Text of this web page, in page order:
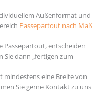
Außenformat und
Passepartout nach Maß
Passepartout, entscheiden
Sie dann „fertigen zum
mindestens eine Breite von
Sie gerne Kontakt zu uns